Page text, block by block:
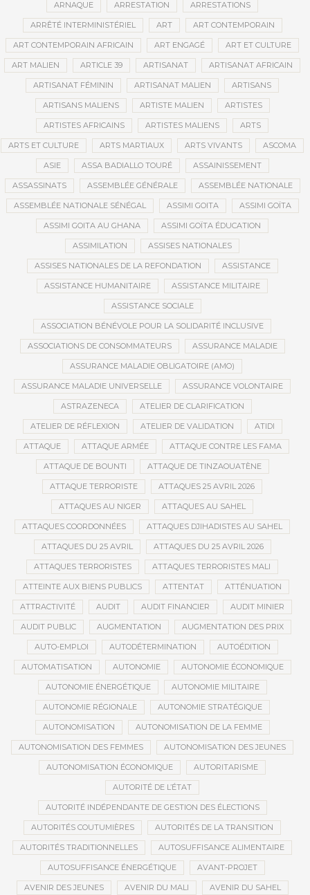
ARNAQUE ARRESTATION ARRESTATIONS
ARRÊTÉ INTERMINISTÉRIEL ART ART CONTEMPORAIN
ART CONTEMPORAIN AFRICAIN ART ENGAGÉ ART ET CULTURE
ART MALIEN ARTICLE 39 ARTISANAT ARTISANAT AFRICAIN
ARTISANAT FÉMININ ARTISANAT MALIEN ARTISANS
ARTISANS MALIENS ARTISTE MALIEN ARTISTES
ARTISTES AFRICAINS ARTISTES MALIENS ARTS
ARTS ET CULTURE ARTS MARTIAUX ARTS VIVANTS ASCOMA
ASIE ASSA BADIALLO TOURÉ ASSAINISSEMENT
ASSASSINATS ASSEMBLÉE GÉNÉRALE ASSEMBLÉE NATIONALE
ASSEMBLÉE NATIONALE SÉNÉGAL ASSIMI GOITA ASSIMI GOÏTA
ASSIMI GOITA AU GHANA ASSIMI GOÏTA ÉDUCATION
ASSIMILATION ASSISES NATIONALES
ASSISES NATIONALES DE LA REFONDATION ASSISTANCE
ASSISTANCE HUMANITAIRE ASSISTANCE MILITAIRE
ASSISTANCE SOCIALE
ASSOCIATION BÉNÉVOLE POUR LA SOLIDARITÉ INCLUSIVE
ASSOCIATIONS DE CONSOMMATEURS ASSURANCE MALADIE
ASSURANCE MALADIE OBLIGATOIRE (AMO)
ASSURANCE MALADIE UNIVERSELLE ASSURANCE VOLONTAIRE
ASTRAZENECA ATELIER DE CLARIFICATION
ATELIER DE RÉFLEXION ATELIER DE VALIDATION ATIDI
ATTAQUE ATTAQUE ARMÉE ATTAQUE CONTRE LES FAMA
ATTAQUE DE BOUNTI ATTAQUE DE TINZAOUATÈNE
ATTAQUE TERRORISTE ATTAQUES 25 AVRIL 2026
ATTAQUES AU NIGER ATTAQUES AU SAHEL
ATTAQUES COORDONNÉES ATTAQUES DJIHADISTES AU SAHEL
ATTAQUES DU 25 AVRIL ATTAQUES DU 25 AVRIL 2026
ATTAQUES TERRORISTES ATTAQUES TERRORISTES MALI
ATTEINTE AUX BIENS PUBLICS ATTENTAT ATTÉNUATION
ATTRACTIVITÉ AUDIT AUDIT FINANCIER AUDIT MINIER
AUDIT PUBLIC AUGMENTATION AUGMENTATION DES PRIX
AUTO-EMPLOI AUTODÉTERMINATION AUTOÉDITION
AUTOMATISATION AUTONOMIE AUTONOMIE ÉCONOMIQUE
AUTONOMIE ÉNERGÉTIQUE AUTONOMIE MILITAIRE
AUTONOMIE RÉGIONALE AUTONOMIE STRATÉGIQUE
AUTONOMISATION AUTONOMISATION DE LA FEMME
AUTONOMISATION DES FEMMES AUTONOMISATION DES JEUNES
AUTONOMISATION ÉCONOMIQUE AUTORITARISME
AUTORITÉ DE L’ÉTAT
AUTORITÉ INDÉPENDANTE DE GESTION DES ÉLECTIONS
AUTORITÉS COUTUMIÈRES AUTORITÉS DE LA TRANSITION
AUTORITÉS TRADITIONNELLES AUTOSUFFISANCE ALIMENTAIRE
AUTOSUFFISANCE ÉNERGÉTIQUE AVANT-PROJET
AVENIR DES JEUNES AVENIR DU MALI AVENIR DU SAHEL